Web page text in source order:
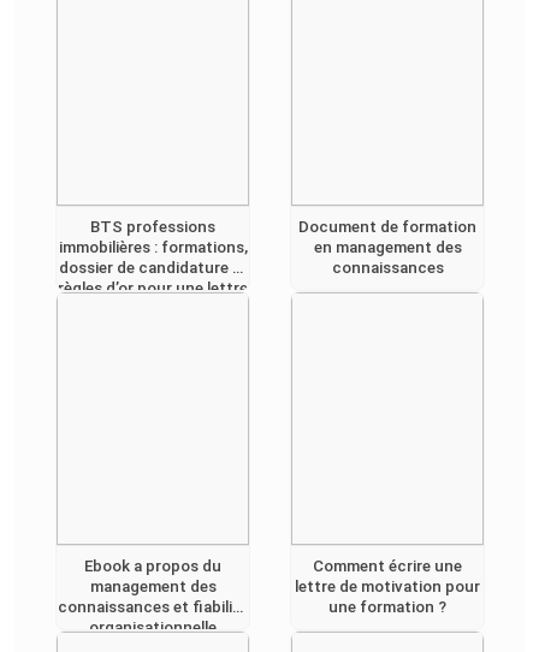
BTS professions
immobilières : formations,
dossier de candidature et
règles d’or pour une lettre
Document de formation
en management des
connaissances
Ebook a propos du
management des
connaissances et fiabilite
organisationnelle
Comment écrire une
lettre de motivation pour
une formation ?